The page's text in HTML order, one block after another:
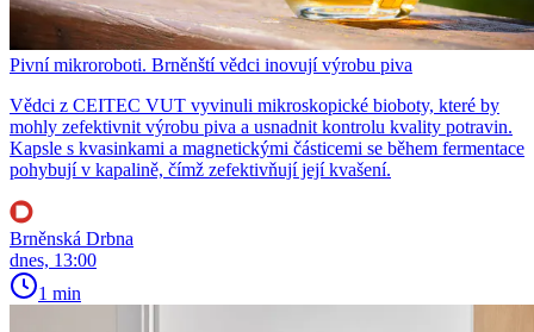
Pivní mikroroboti. Brněnští vědci inovují výrobu piva
Vědci z CEITEC VUT vyvinuli mikroskopické bioboty, které by
mohly zefektivnit výrobu piva a usnadnit kontrolu kvality potravin.
Kapsle s kvasinkami a magnetickými částicemi se během fermentace
pohybují v kapalině, čímž zefektivňují její kvašení.
Brněnská Drbna
dnes, 13:00
1 min